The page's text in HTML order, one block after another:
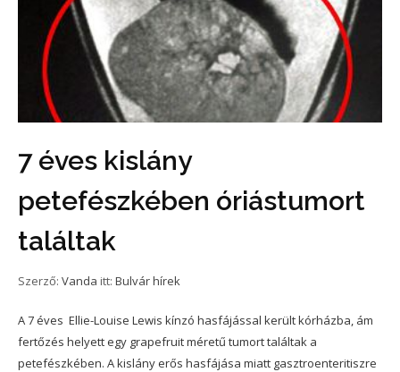
7 éves kislány
petefészkében óriástumort
találtak
Szerző: Vanda itt: Bulvár hírek
A 7 éves Ellie-Louise Lewis kínzó hasfájással került kórházba, ám
fertőzés helyett egy grapefruit méretű tumort találtak a
petefészkében. A kislány erős hasfájása miatt gasztroenteritiszre